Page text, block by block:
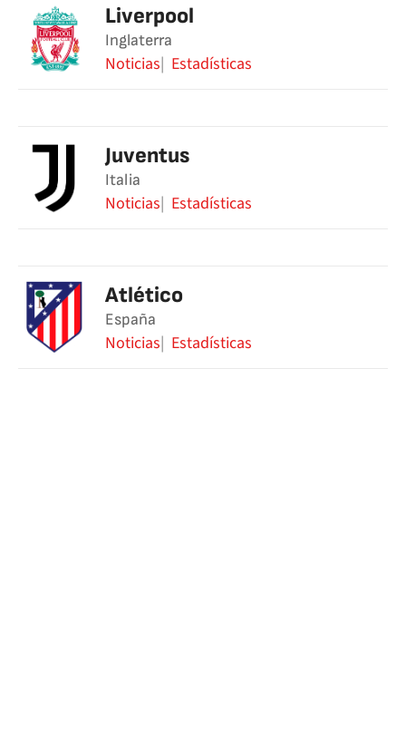
Liverpool
Inglaterra
Noticias Estadísticas
Juventus
Italia
Noticias Estadísticas
Atlético
España
Noticias Estadísticas